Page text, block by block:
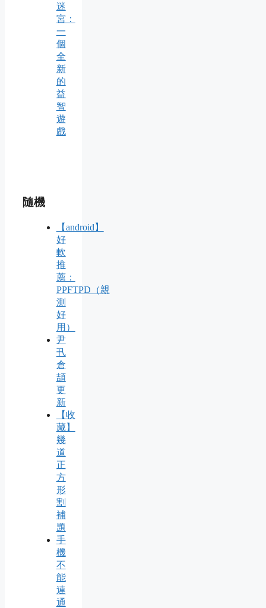
迷
宮：
一
個
全
新
的
益
智
遊
戲
隨機
【android】
好
軟
推
薦：
PPFTPD（親
測
好
用）
尹
卂
倉
頡
更
新
【收
藏】
幾
道
正
方
形
割
補
題
手
機
不
能
連
通